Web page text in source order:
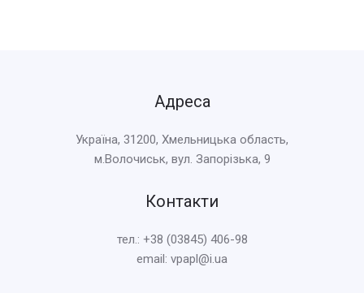
Адреса
Україна, 31200, Хмельницька область,
м.Волочиськ, вул. Запорізька, 9
Контакти
тел.: +38 (03845) 406-98
email: vpapl@i.ua